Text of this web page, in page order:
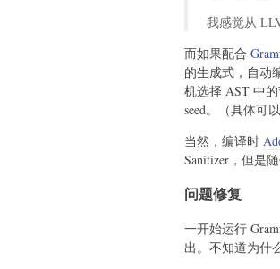
我感觉从
而如果配合
的生成式，自动
机选择 AST 中
seed。（具体可
当然，编译时
Sanitizer，但是
问题修复
一开始运行
出。不知道为什